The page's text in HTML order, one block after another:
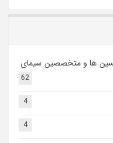
ها و متخصصین سیمای
62
4
4